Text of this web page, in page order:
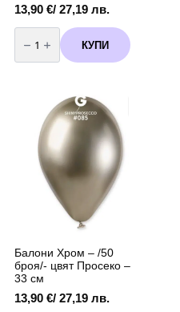
13,90 €/ 27,19 лв.
количество
за
Балони
Хром
КУПИ
Балони Хром – /50
броя/- цвят Просеко –
33 см
13,90 €/ 27,19 лв.